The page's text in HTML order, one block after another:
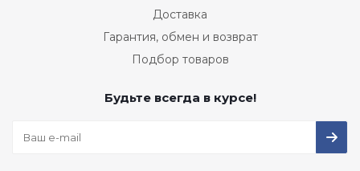
Доставка
Гарантия, обмен и возврат
Подбор товаров
Будьте всегда в курсе!